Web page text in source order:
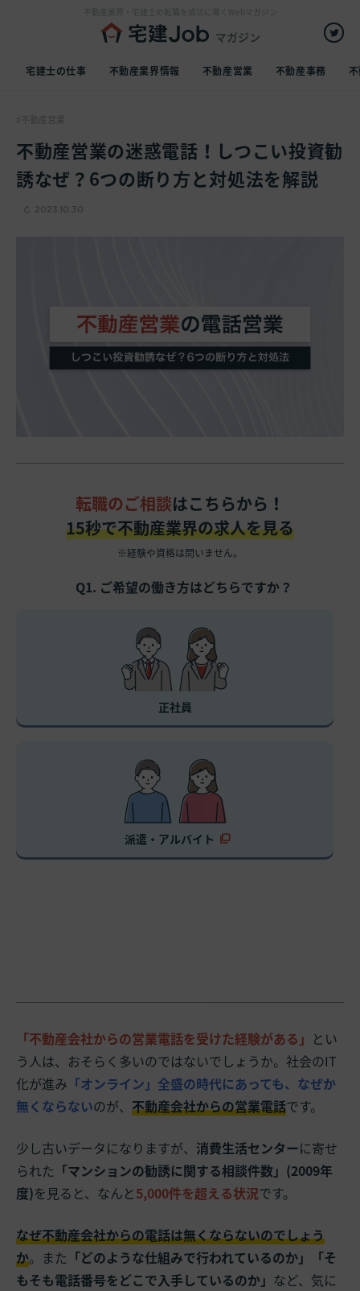
不動産業界・宅建士の転職を成功に導くWebマガジン
宅建士の仕事 不動産業界情報 不動産営業 不動産事務
不動産営業
不動産営業の迷惑電話！しつこい投資勧
誘なぜ？6つの断り方と対処法を解説
2023.10.30
転職のご相談はこちらから！
15秒で不動産業界の求人を見る
※経験や資格は問いません。
Q1. ご希望の働き方はどちらですか？
正社員
派遣・アルバイト
「不動産会社からの営業電話を受けた経験がある」 とい
う人は、おそらく多いのではないでしょうか。社会のIT
化が進み 「オンライン」全盛の時代にあっても、なぜか
無くならないのが、 不動産会社からの営業電話です。
少し古いデータになりますが、 消費生活センターに寄せ
られた 「マンションの勧誘に関する相談件数」(2009年
度)を見ると、なんと5,000件を超える状況です。
なぜ不動産会社からの電話は無くならないのでしょう
か。また 「どのような仕組みで行われているのか」「そ
もそも電話番号をどこで入手しているのか」 など、気に